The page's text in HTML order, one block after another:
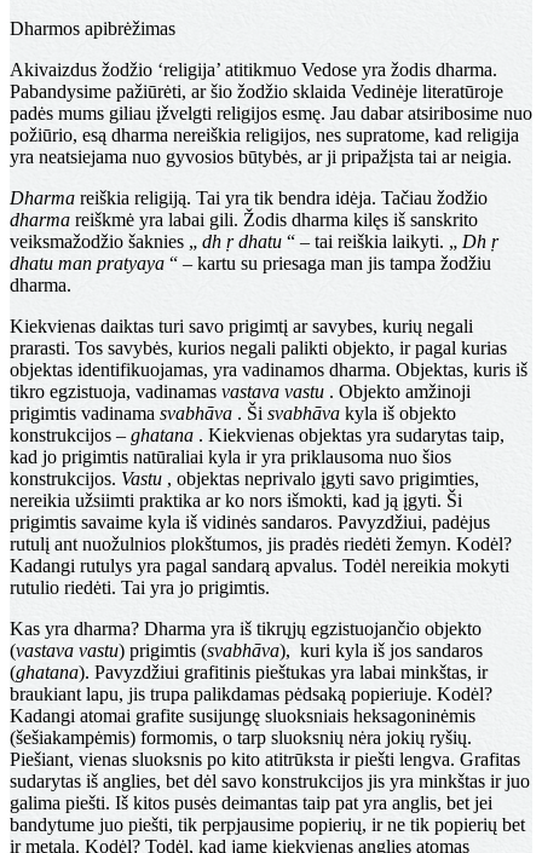
Dharmos apibrėžimas
Akivaizdus žodžio ‘religija’ atitikmuo Vedose yra žodis dharma.
Pabandysime pažiūrėti, ar šio žodžio sklaida Vedinėje literatūroje
padės mums giliau įžvelgti religijos esmę. Jau dabar atsiribosime nuo
požiūrio, esą dharma nereiškia religijos, nes supratome, kad religija
yra neatsiejama nuo gyvosios būtybės, ar ji pripažįsta tai ar neigia.
Dharma reiškia religiją. Tai yra tik bendra idėja. Tačiau žodžio
dharma reiškmė yra labai gili. Žodis dharma kilęs iš sanskrito
veiksmažodžio šaknies „ dh ṛ dhatu “ – tai reiškia laikyti. „ Dh ṛ
dhatu man pratyaya “ – kartu su priesaga man jis tampa žodžiu
dharma.
Kiekvienas daiktas turi savo prigimtį ar savybes, kurių negali
prarasti. Tos savybės, kurios negali palikti objekto, ir pagal kurias
objektas identifikuojamas, yra vadinamos dharma. Objektas, kuris iš
tikro egzistuoja, vadinamas vastava vastu . Objekto amžinoji
prigimtis vadinama svabhāva . Ši svabhāva kyla iš objekto
konstrukcijos –ghatana . Kiekvienas objektas yra sudarytas taip,
kad jo prigimtis natūraliai kyla ir yra priklausoma nuo šios
konstrukcijos. Vastu , objektas neprivalo įgyti savo prigimties,
nereikia užsiimti praktika ar ko nors išmokti, kad ją įgyti. Ši
prigimtis savaime kyla iš vidinės sandaros. Pavyzdžiui, padėjus
rutulį ant nuožulnios plokštumos, jis pradės riedėti žemyn. Kodėl?
Kadangi rutulys yra pagal sandarą apvalus. Todėl nereikia mokyti
rutulio riedėti. Tai yra jo prigimtis.
Kas yra dharma? Dharma yra iš tikrųjų egzistuojančio objekto
(vastava vastu) prigimtis (svabhāva), kuri kyla iš jos sandaros
(ghatana). Pavyzdžiui grafitinis pieštukas yra labai minkštas, ir
braukiant lapu, jis trupa palikdamas pėdsaką popieriuje. Kodėl?
Kadangi atomai grafite susijungę sluoksniais heksagoninėmis
(šešiakampėmis) formomis, o tarp sluoksnių nėra jokių ryšių.
Piešiant, vienas sluoksnis po kito atitrūksta ir piešti lengva. Grafitas
sudarytas iš anglies, bet dėl savo konstrukcijos jis yra minkštas ir juo
galima piešti. Iš kitos pusės deimantas taip pat yra anglis, bet jei
bandytume juo piešti, tik perpjausime popierių, ir ne tik popierių bet
ir metalą. Kodėl? Todėl, kad jame kiekvienas anglies atomas